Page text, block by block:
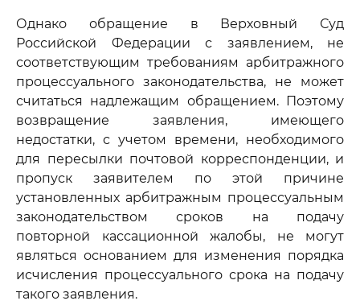
Однако обращение в Верховный Суд
Российской Федерации с заявлением, не
соответствующим требованиям арбитражного
процессуального законодательства, не может
считаться надлежащим обращением. Поэтому
возвращение заявления, имеющего
недостатки, с учетом времени, необходимого
для пересылки почтовой корреспонденции, и
пропуск заявителем по этой причине
установленных арбитражным процессуальным
законодательством сроков на подачу
повторной кассационной жалобы, не могут
являться основанием для изменения порядка
исчисления процессуального срока на подачу
такого заявления.